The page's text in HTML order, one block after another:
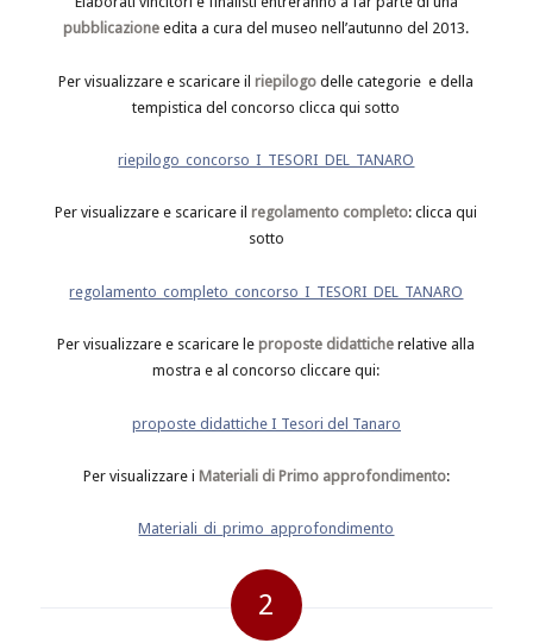
pubblicazione edita a cura del museo nell’autunno del 2013.
Per visualizzare e scaricare ilriepilogo delle categorie e della
tempistica del concorso clicca qui sotto
riepilogo_concorso_I_TESORI_DEL_TANARO
Per visualizzare e scaricare ilregolamento completo: clicca qui
sotto
regolamento_completo_concorso_I_TESORI_DEL_TANARO
Per visualizzare e scaricare leproposte didattiche relative alla
mostra e al concorso cliccare qui:
proposte didattiche I Tesori del Tanaro
Per visualizzare i Materiali di Primo approfondimento:
Materiali_di_primo_approfondimento
2